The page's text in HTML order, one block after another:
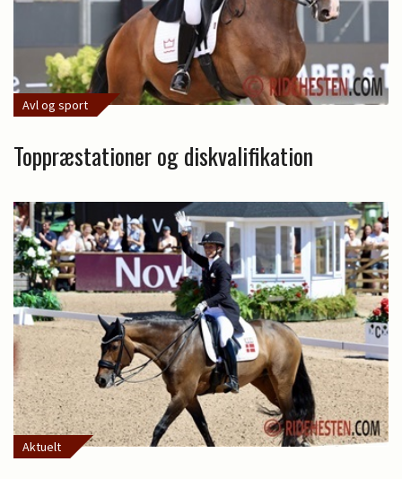
Avl og sport
Toppræstationer og diskvalifikation
Aktuelt